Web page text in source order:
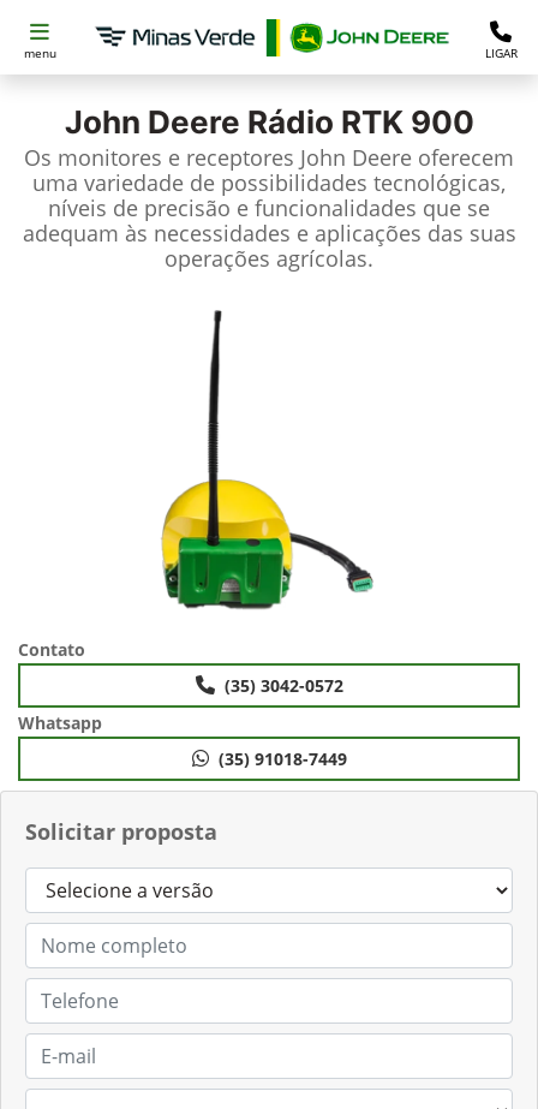
menu LIGAR
John Deere Rádio RTK 900
Os monitores e receptores John Deere oferecem
uma variedade de possibilidades tecnológicas,
níveis de precisão e funcionalidades que se
adequam às necessidades e aplicações das suas
operações agrícolas.
Solicitar proposta
Contato
(35) 3042-0572
Whatsapp
(35) 91018-7449